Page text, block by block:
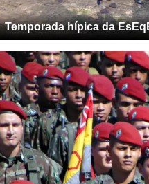
Temporada hípica da